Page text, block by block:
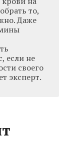
то,
Даже
если не
своего
эксперт.